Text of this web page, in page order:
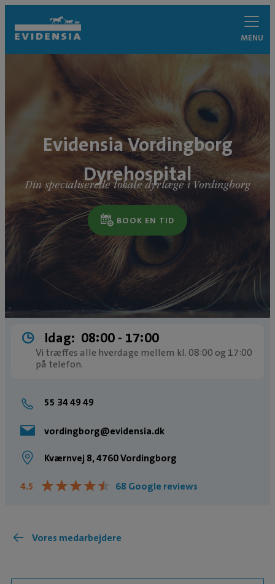
MENU
Evidensia Vordingborg
Dyrehospital
Din specialiserede lokale dyrlæge i Vordingborg
BOOK EN TID
Idag: 08:00 ­- 17:00
Vi træffes alle hverdage mellem kl. 08:00 og 17:00
på telefon.
55 34 49 49
vordingborg@evidensia.dk
Kværnvej 8, 4760 Vordingborg
4.5 ★★★★★
★★★★★ 68 Google reviews
Vores medarbejdere